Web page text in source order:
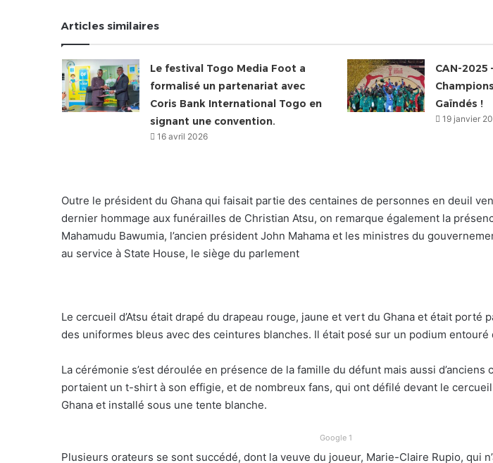
Articles similaires
Le festival Togo Media Foot a
formalisé un partenariat avec
Coris Bank International Togo en
signant une convention.
16 avril 2026
CAN-2025
Gaïndés !
19 janvier
Outre le président du Ghana qui faisait partie des centaines de personnes en deuil
dernier hommage aux funérailles de Christian Atsu, on remarque également la
Mahamudu Bawumia, l’ancien président John Mahama et les ministres du
au service à State House, le siège du parlement
Le cercueil d’Atsu était drapé du drapeau rouge, jaune et vert du Ghana et était porté
des uniformes bleus avec des ceintures blanches. Il était posé sur un podium entouré
La cérémonie s’est déroulée en présence de la famille du défunt mais aussi d’anciens
portaient un t-shirt à son effigie, et de nombreux fans, qui ont défilé devant le
Ghana et installé sous une tente blanche.
Google 1
Plusieurs orateurs se sont succédé, dont la veuve du joueur, Marie-Claire Rupio, qui